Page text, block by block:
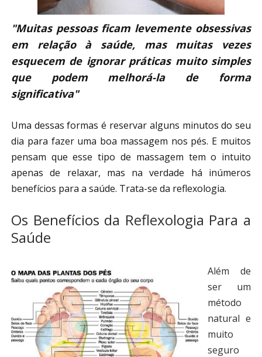
"Muitas pessoas ficam levemente obsessivas
em relação à saúde, mas muitas vezes
esquecem de ignorar práticas muito simples
que podem melhorá-la de forma
significativa"
Uma dessas formas é reservar alguns minutos do seu
dia para fazer uma boa massagem nos pés. E muitos
pensam que esse tipo de massagem tem o intuito
apenas de relaxar, mas na verdade há inúmeros
benefícios para a saúde. Trata-se da reflexologia.
Os Benefícios da Reflexologia Para a
Saúde
Além de
ser um
método
natural e
muito
seguro